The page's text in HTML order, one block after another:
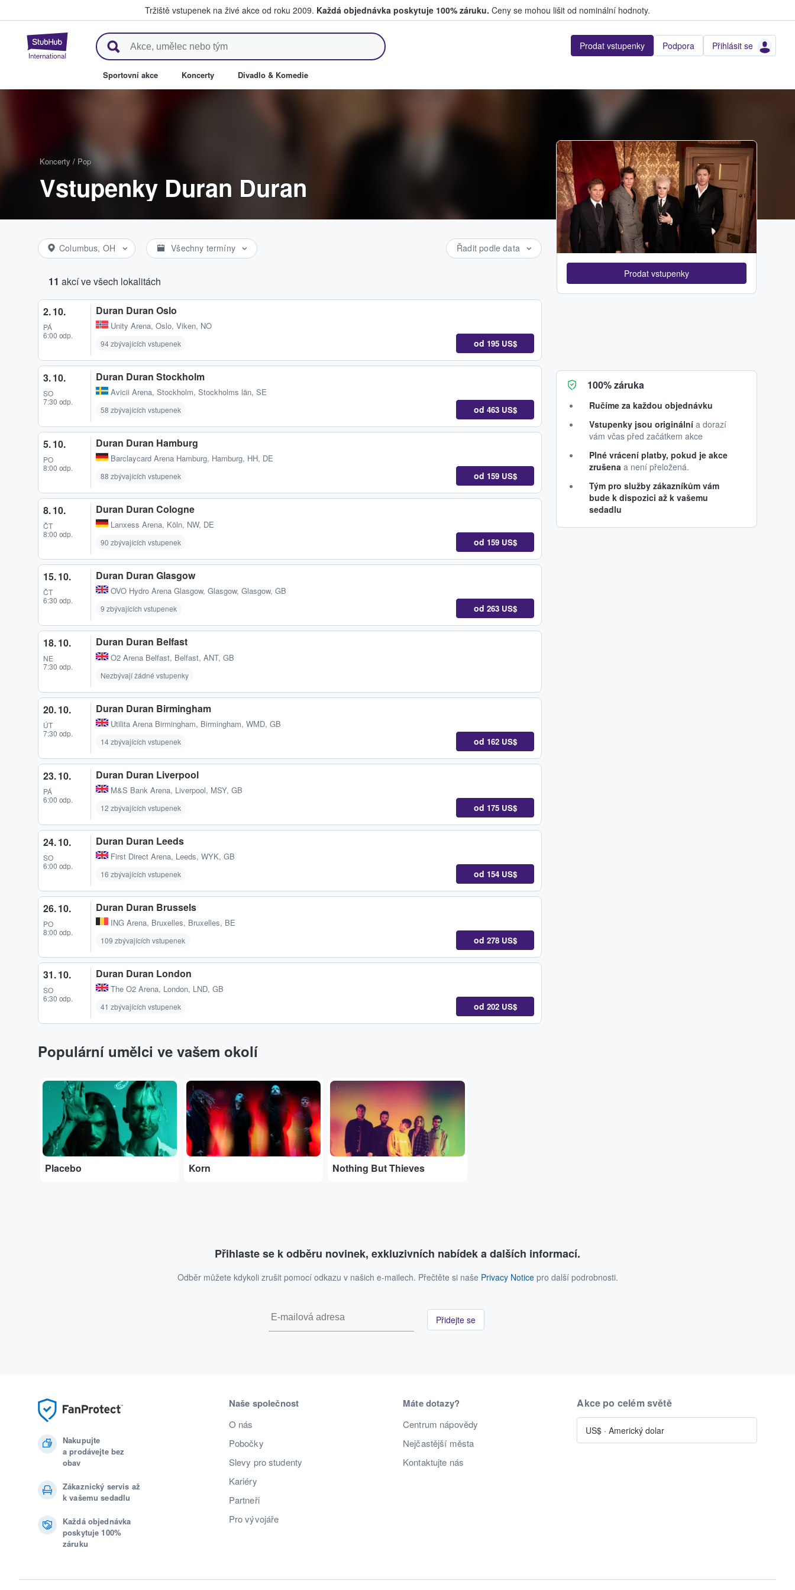
Tržiště vstupenek na živé akce od roku 2009. Každá objednávka poskytuje 100% záruku. Ceny se mohou lišit od nominální hodnoty.
StubHub – Místo, kde fanoušci kupují a prodávají vstupenky Prodat vstupenky Podpora Přihlásit se
Sportovní akce Koncerty Divadlo & Komedie
Koncerty / Pop
Vstupenky Duran Duran
Columbus, OH Všechny termíny Řadit podle data
11 akcí ve všech lokalitách
2. 10.
PÁ
6:00 odp.
Duran Duran Oslo
Unity Arena, Oslo, Viken, NO
94 zbývajících vstupenek od 195 US$
3. 10.
SO
7:30 odp.
Duran Duran Stockholm
Avicii Arena, Stockholm, Stockholms län, SE
58 zbývajících vstupenek od 463 US$
5. 10.
PO
8:00 odp.
Duran Duran Hamburg
Barclaycard Arena Hamburg, Hamburg, HH, DE
88 zbývajících vstupenek od 159 US$
8. 10.
ČT
8:00 odp.
Duran Duran Cologne
Lanxess Arena, Köln, NW, DE
90 zbývajících vstupenek od 159 US$
15. 10.
ČT
6:30 odp.
Duran Duran Glasgow
OVO Hydro Arena Glasgow, Glasgow, Glasgow, GB
9 zbývajících vstupenek od 263 US$
18. 10.
NE
7:30 odp.
Duran Duran Belfast
O2 Arena Belfast, Belfast, ANT, GB
Nezbývají žádné vstupenky
20. 10.
ÚT
7:30 odp.
Duran Duran Birmingham
Utilita Arena Birmingham, Birmingham, WMD, GB
14 zbývajících vstupenek od 162 US$
23. 10.
PÁ
6:00 odp.
Duran Duran Liverpool
M&S Bank Arena, Liverpool, MSY, GB
12 zbývajících vstupenek od 175 US$
24. 10.
SO
6:00 odp.
Duran Duran Leeds
First Direct Arena, Leeds, WYK, GB
16 zbývajících vstupenek od 154 US$
26. 10.
PO
8:00 odp.
Duran Duran Brussels
ING Arena, Bruxelles, Bruxelles, BE
109 zbývajících vstupenek od 278 US$
31. 10.
SO
6:30 odp.
Duran Duran London
The O2 Arena, London, LND, GB
41 zbývajících vstupenek od 202 US$
Prodat vstupenky
100% záruka
Ručíme za každou objednávku
Vstupenky jsou originální a dorazí
vám včas před začátkem akce
Plné vrácení platby, pokud je akce
zrušena a není přeložená.
Tým pro služby zákazníkům vám
bude k dispozici až k vašemu
sedadlu
Populární umělci ve vašem okolí
...
Placebo
...
Korn
...
Nothing But Thieves
Přihlaste se k odběru novinek, exkluzivních nabídek a dalších informací.
Odběr můžete kdykoli zrušit pomocí odkazu v našich e-mailech. Přečtěte si naše Privacy Noticepro další podrobnosti.
Přidejte se
Nakupujte
a prodávejte bez
obav
Zákaznický servis až
k vašemu sedadlu
Každá objednávka
poskytuje 100%
záruku
Naše společnost
O nás
Pobočky
Slevy pro studenty
Kariéry
Partneři
Pro vývojáře
Máte dotazy?
Centrum nápovědy
Nejčastější města
Kontaktujte nás
Akce po celém světě
US$ ·Americký dolar